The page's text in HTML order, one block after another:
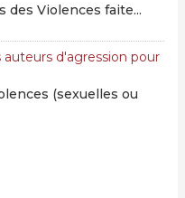
des Violences faite...
auteurs d'agression pour
(sexuelles ou